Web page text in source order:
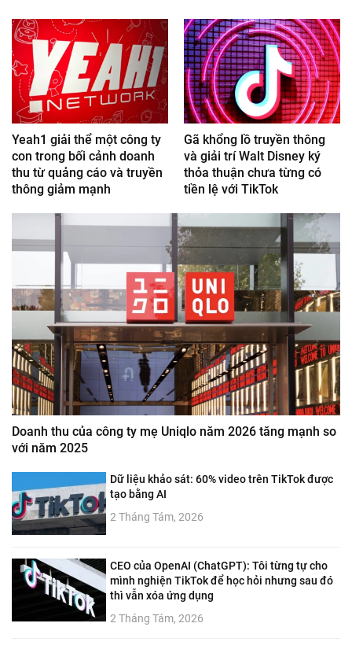
Yeah1 giải thể một công ty
con trong bối cảnh doanh
thu từ quảng cáo và truyền
thông giảm mạnh
Gã khổng lồ truyền thông
và giải trí Walt Disney ký
thỏa thuận chưa từng có
tiền lệ với TikTok
Doanh thu của công ty mẹ Uniqlo năm 2026 tăng mạnh so
với năm 2025
Dữ liệu khảo sát: 60% video trên TikTok được
tạo bằng AI
2 Tháng Tám, 2026
CEO của OpenAI (ChatGPT): Tôi từng tự cho
mình nghiện TikTok để học hỏi nhưng sau đó
thì vẫn xóa ứng dụng
2 Tháng Tám, 2026